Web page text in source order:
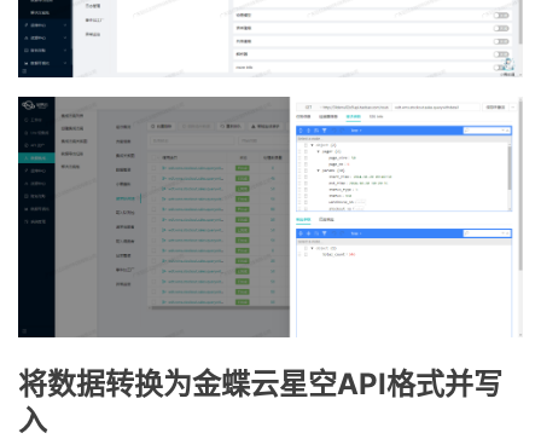
将数据转换为金蝶云星空API格式并写
入